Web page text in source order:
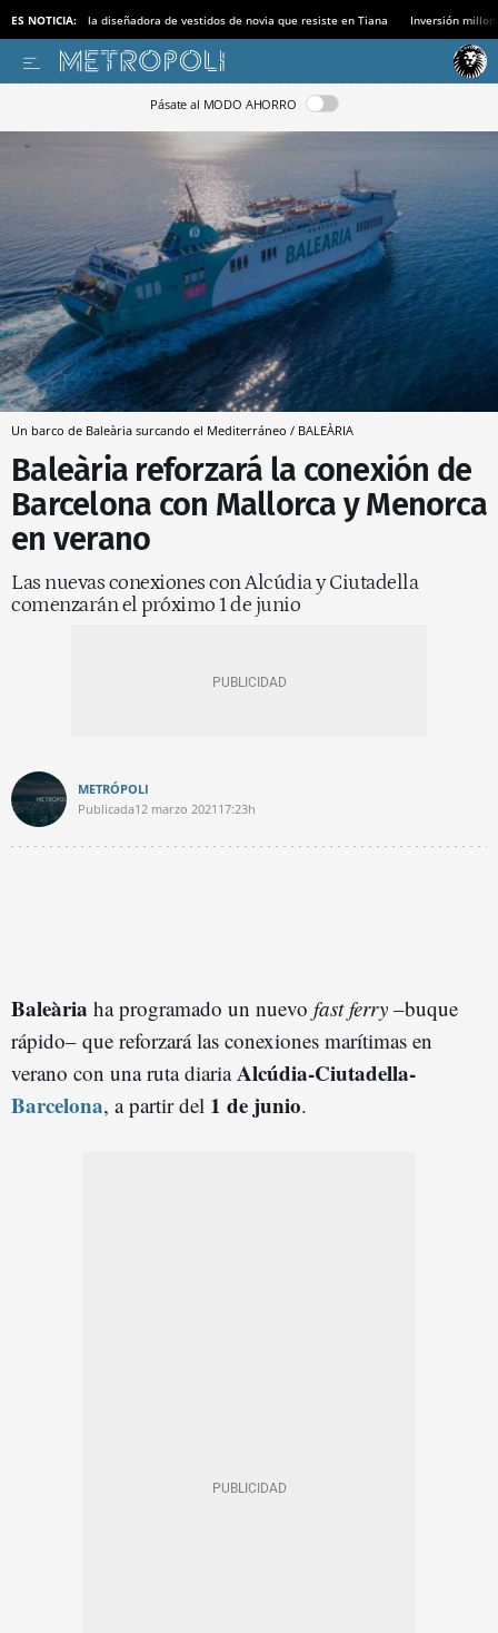
ES NOTICIA: la diseñadora de vestidos de novia que resiste en Tiana Inversión
Pásate al MODO AHORRO
Un barco de Baleària surcando el Mediterráneo / BALEÀRIA
Baleària reforzará la conexión de
Barcelona con Mallorca y Menorca
en verano
Las nuevas conexiones con Alcúdia y Ciutadella
comenzarán el próximo 1 de junio
METRÓPOLI
Publicada12 marzo 2021 17:23h
Baleària ha programado un nuevo fast ferry –buque
rápido– que reforzará las conexiones marítimas en
verano con una ruta diariaAlcúdia-Ciutadella-
Barcelona, a partir del 1 de junio.